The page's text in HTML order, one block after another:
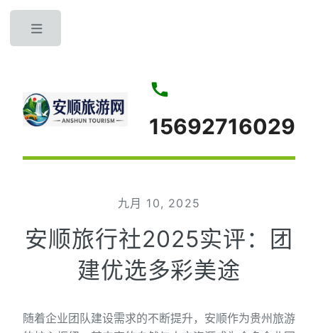
15692716029
九月 10, 2025
安顺旅行社2025实评：团
建优选多彩美途
随着企业团队建设需求的不断提升，安顺作为贵州旅游